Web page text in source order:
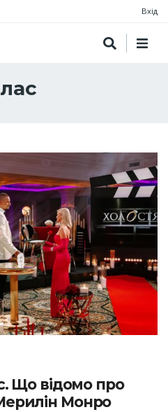
Вхід
Що відомо про
Монро